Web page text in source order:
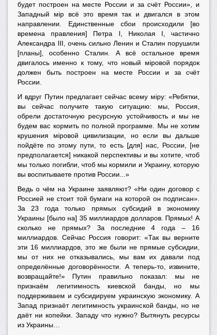
будет построен на месте России и за счёт России», и
Западный мiр всё это время так и двигался в этом
направлении. Единственные сбои происходили [во
времена правления] Петра I, Николая I, частично
Александра III, очень сильно Ленин и Сталин порушили
[планы], особенно Сталин. А всё остальное время
двигалось именно к тому, что новый мiровой порядок
должен быть построен на месте России и за счёт
России.
И вдруг Путин предлагает сейчас всему мiру: «Ребятки,
вы сейчас получите такую ситуацию: мы, Россия,
обрели достаточную ресурсную устойчивость и мы не
будем вас кормить по полной программе. Мы не хотим
крушения мiровой цивилизации, но если вы дальше
пойдёте по этому пути, то есть [для] нас, России, [не
предполагается] никакой перспективы и вы хотите, чтоб
мы только погибли, чтоб мы кормили и Украину, которую
вы воспитываете против России...»
Ведь о чём на Украине заявляют? «Ни один договор с
Россией не стоит той бумаги на которой он подписан».
За 23 года только прямых субсидий в экономику
Украины [было на] 35 миллиардов долларов. Прямых! А
сколько не прямых? За последние 4 года – 16
миллиардов. Сейчас Россия говорит: «Так вы верните
эти 16 миллиардов, это же были не прямые субсидии,
мы от них не отказывались, мы вам их давали под
определённые договорённости. А теперь-то, извините,
возвращайте!» Путин правильно показал: мы не
признаём легитимность киевской банды, но мы
поддерживаем и субсидируем украинскую экономику. А
Запад признаёт легитимность украинской банды, но не
даёт ни копейки. Западу что нужно? Вытянуть ресурсы
из Украины…